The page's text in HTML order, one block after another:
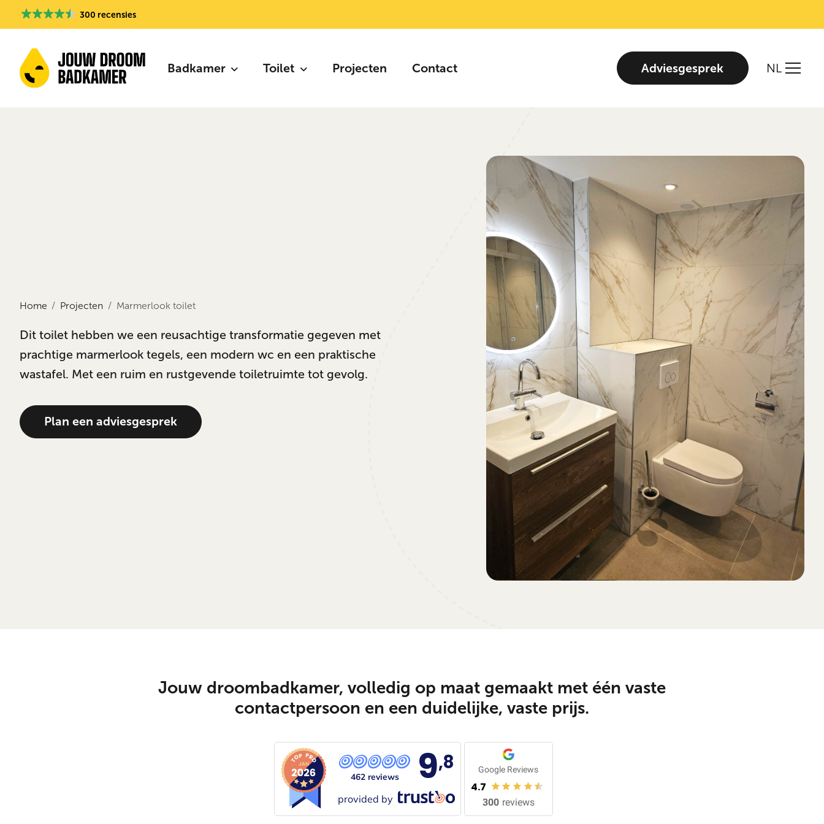
300 recensies
Badkamer Toilet Projecten Contact Adviesgesprek NL
Home Projecten Marmerlook toilet
Dit toilet hebben we een reusachtige transformatie gegeven met
prachtige marmerlook tegels, een modern wc en een praktische
wastafel. Met een ruim en rustgevende toiletruimte tot gevolg.
Plan een adviesgesprek
Jouw droombadkamer, volledig op maat gemaakt met één vaste
contactpersoon en een duidelijke, vaste prijs.
462 reviews 9,8
provided by
Google Reviews
4.7
300 reviews